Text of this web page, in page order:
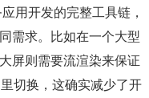
用开发的完整工具链，
需求。比如在一个大型
屏则需要流渲染来保证
切换，这确实减少了开